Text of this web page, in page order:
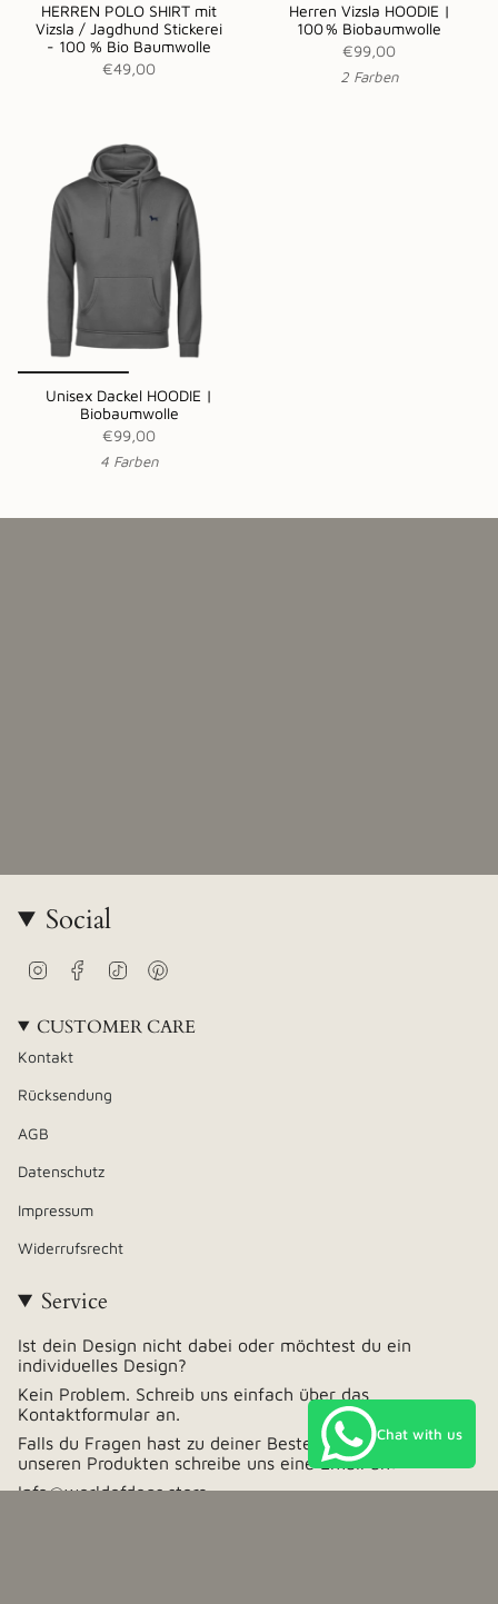
HERREN POLO SHIRT mit
Vizsla / Jagdhund Stickerei
- 100 % Bio Baumwolle
€49,00
Herren Vizsla HOODIE |
100 % Biobaumwolle
€99,00
2 Farben
Unisex Dackel HOODIE |
Biobaumwolle
€99,00
4 Farben
Social
InstagramFacebook
TikTok
CUSTOMER CARE
Kontakt
Rücksendung
AGB
Datenschutz
Impressum
Widerrufsrecht
Service
Ist dein Design nicht dabei oder möchtest du ein
individuelles Design?
Kein Problem. Schreib uns einfach über das
Kontaktformular an.
Falls du Fragen hast zu deiner Bestellung oder zu
unseren Produkten schreibe uns eine Email an:
Info@worldofdogs.store
Chat with us